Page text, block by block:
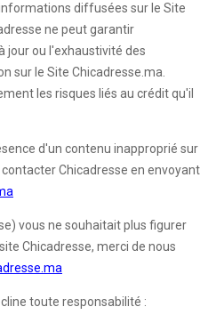
diffusées sur le Site
ne peut garantir
jour ou l'exhaustivité des
sur le Site Chicadresse.ma.
les risques liés au crédit qu'il
d'un contenu inapproprié sur
Chicadresse en envoyant
vous ne souhaitait plus figurer
Chicadresse, merci de nous
toute responsabilité :